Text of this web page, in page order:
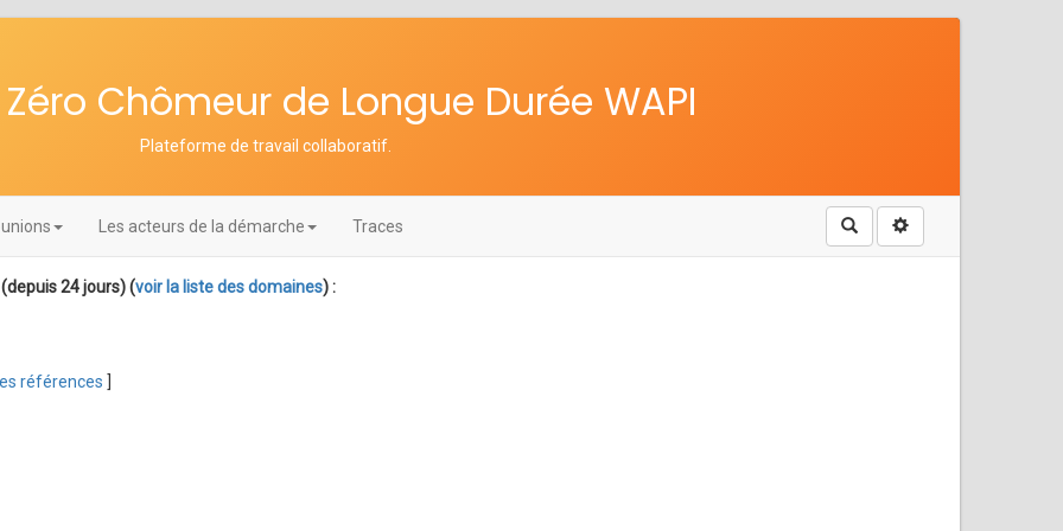
Chômeur de Longue Durée WAPI
Plateforme de travail collaboratif
Les acteurs de la démarche Traces Rechercher
24 jours) (voir la liste des domaines) :
références